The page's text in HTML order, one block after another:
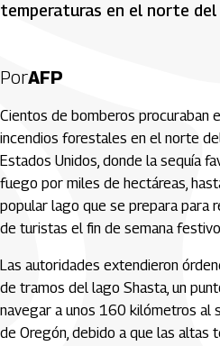
temperaturas en el norte
PorAFP
Cientos de bomberos procuraban
incendios forestales en el norte
Estados Unidos, donde la sequía
fuego por miles de hectáreas,
popular lago que se prepara para
de turistas el fin de semana
Las autoridades extendieron
de tramos del lago Shasta, un
navegar a unos 160 kilómetros al
de Oregón, debido a que las